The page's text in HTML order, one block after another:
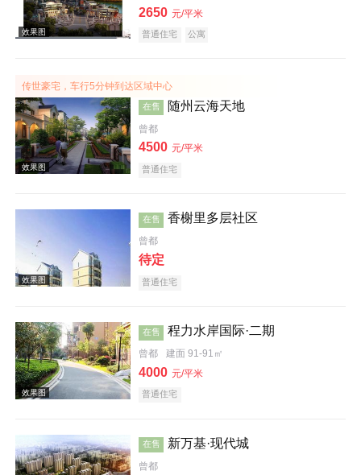
实景图
2650 元/平米
普通住宅 公寓
传世豪宅，车行5分钟到达区域中心
效果图
在售 随州云海天地
曾都
4500 元/平米
普通住宅
在售 香榭里多层社区
曾都
待定
普通住宅
在售 程力水岸国际·二期
曾都 建面 91-91㎡
4000 元/平米
普通住宅
在售 新万基·现代城
曾都